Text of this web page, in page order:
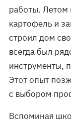
работы. Летом
картофель и
строил дом
всегда был
инструменты,
Этот опыт
с выбором
Вспоминая